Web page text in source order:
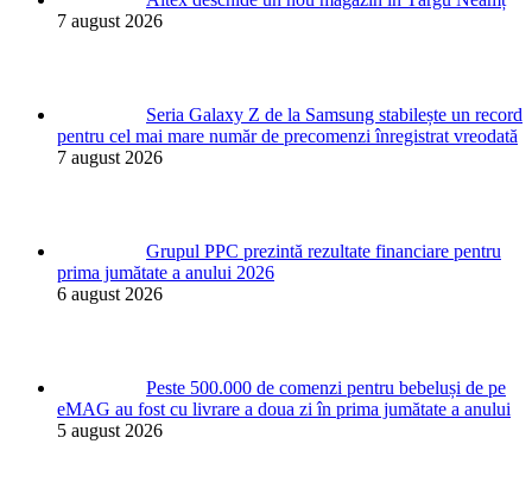
7 august 2026
Seria Galaxy Z de la Samsung stabilește un record
pentru cel mai mare număr de precomenzi înregistrat vreodată
7 august 2026
Grupul PPC prezintă rezultate financiare pentru
prima jumătate a anului 2026
6 august 2026
Peste 500.000 de comenzi pentru bebeluși de pe
eMAG au fost cu livrare a doua zi în prima jumătate a anului
5 august 2026